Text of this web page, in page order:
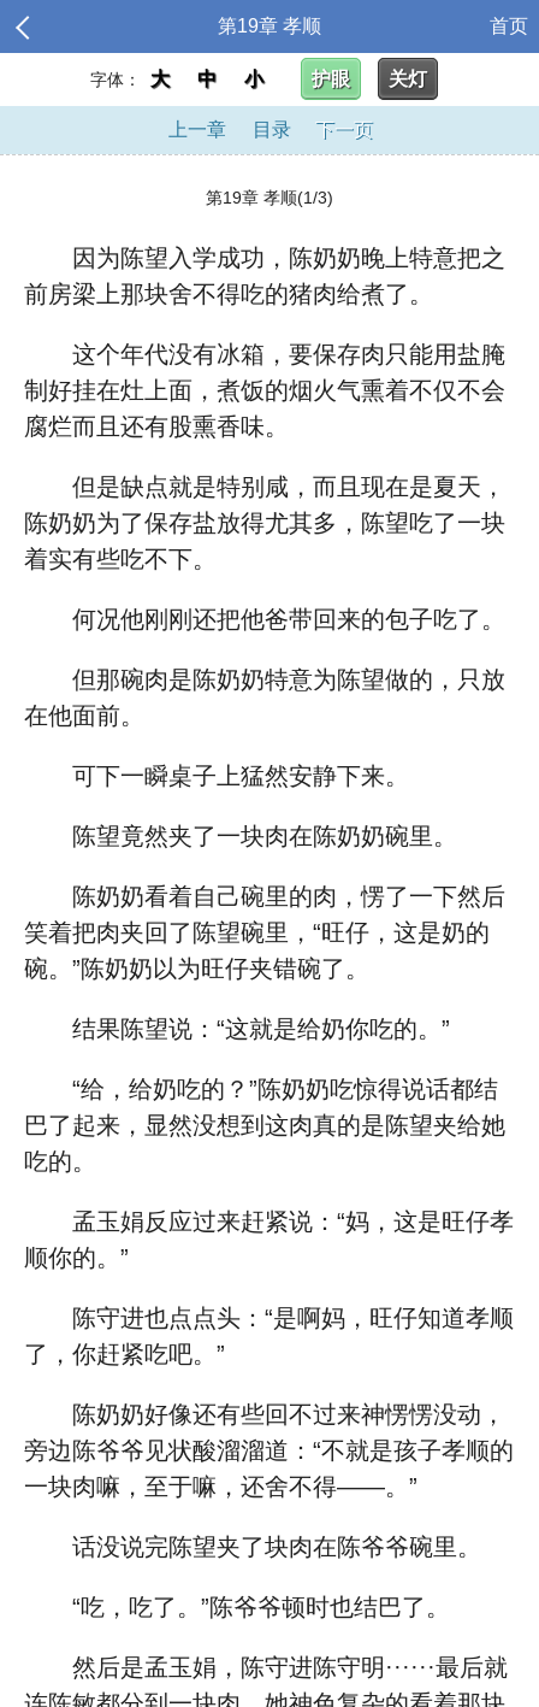
第19章 孝顺 首页
字体： 大 中 小 护眼 关灯
上一章 目录 下一页
第19章 孝顺(1/3)
因为陈望入学成功，陈奶奶晚上特意把之
前房梁上那块舍不得吃的猪肉给煮了。
这个年代没有冰箱，要保存肉只能用盐腌
制好挂在灶上面，煮饭的烟火气熏着不仅不会
腐烂而且还有股熏香味。
但是缺点就是特别咸，而且现在是夏天，
陈奶奶为了保存盐放得尤其多，陈望吃了一块
着实有些吃不下。
何况他刚刚还把他爸带回来的包子吃了。
但那碗肉是陈奶奶特意为陈望做的，只放
在他面前。
可下一瞬桌子上猛然安静下来。
陈望竟然夹了一块肉在陈奶奶碗里。
陈奶奶看着自己碗里的肉，愣了一下然后
笑着把肉夹回了陈望碗里，“旺仔，这是奶的
碗。”陈奶奶以为旺仔夹错碗了。
结果陈望说：“这就是给奶你吃的。”
“给，给奶吃的？”陈奶奶吃惊得说话都结
巴了起来，显然没想到这肉真的是陈望夹给她
吃的。
孟玉娟反应过来赶紧说：“妈，这是旺仔孝
顺你的。”
陈守进也点点头：“是啊妈，旺仔知道孝顺
了，你赶紧吃吧。”
陈奶奶好像还有些回不过来神愣愣没动，
旁边陈爷爷见状酸溜溜道：“不就是孩子孝顺的
一块肉嘛，至于嘛，还舍不得——。”
话没说完陈望夹了块肉在陈爷爷碗里。
“吃，吃了。”陈爷爷顿时也结巴了。
然后是孟玉娟，陈守进陈守明······最后就